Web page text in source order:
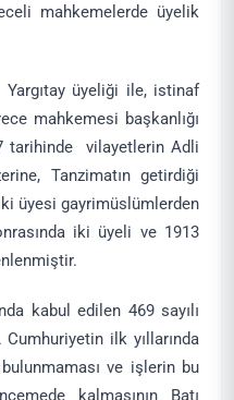
mahkemelerde üyelik
Yargıtay üyeliği ile, istinaf
mahkemesi başkanlığı
tarihinde vilayetlerin Adli
Tanzimatın getirdiği
üyesi gayrimüslümlerden
iki üyeli ve 1913
kabul edilen 469 sayılı
Cumhuriyetin ilk yıllarında
ve işlerin bu
kalmasının Batı